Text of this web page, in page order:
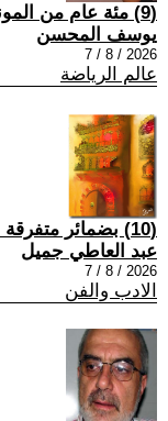
(9) مئة عام من المونديال
يوسف المحسن
2026 / 8 / 7
عالم الرياضة
(10) بضمائر متفرقة ...
عبد العاطي جميل
2026 / 8 / 7
الادب والفن